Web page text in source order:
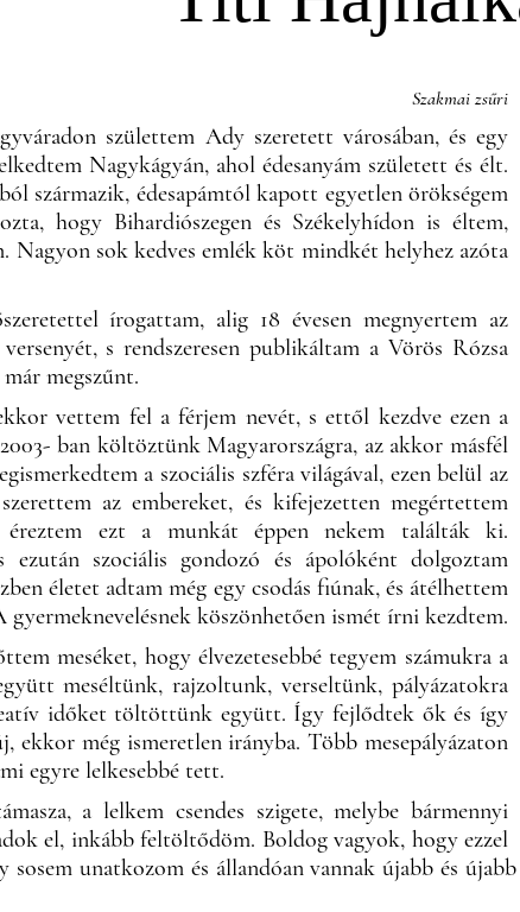
Szakmai zsűri
születtem Ady szeretett városában, és egy
Nagykágyán, ahol édesanyám született és élt.
származik, édesapámtól kapott egyetlen örökségem
hogy Bihardiószegen és Székelyhídon is éltem,
Nagyon sok kedves emlék köt mindkét helyhez azóta
írogattam, alig 18 évesen megnyertem az
s rendszeresen publikáltam a Vörös Rózsa
megszűnt.
vettem fel a férjem nevét, s ettől kezdve ezen a
ban költöztünk Magyarországra, az akkor másfél
a szociális szféra világával, ezen belül az
az embereket, és kifejezetten megértettem
éreztem ezt a munkát éppen nekem találták ki.
ezután szociális gondozó és ápolóként dolgoztam
életet adtam még egy csodás fiúnak, és átélhettem
gyermeknevelésnek köszönhetően ismét írni kezdtem.
meséket, hogy élvezetesebbé tegyem számukra a
meséltünk, rajzoltunk, verseltünk, pályázatokra
időket töltöttünk együtt. Így fejlődtek ők és így
ekkor még ismeretlen irányba. Több mesepályázaton
egyre lelkesebbé tett.
a lelkem csendes szigete, melybe bármennyi
el, inkább feltöltődöm. Boldog vagyok, hogy ezzel
sosem unatkozom és állandóan vannak újabb és